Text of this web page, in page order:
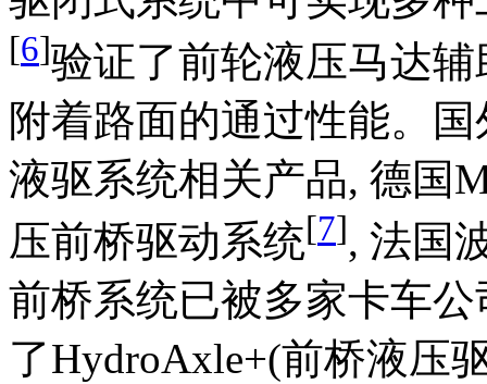
[6]验证了前轮液压马达
附着路面的通过性能。
液驱系统相关产品, 德国
压前桥驱动系统[7], 法国
前桥系统已被多家卡车
了HydroAxle+(前桥液压